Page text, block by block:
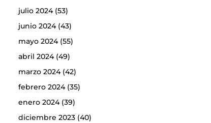
julio 2024(53)
junio 2024(43)
mayo 2024(55)
abril 2024(49)
marzo 2024(42)
febrero 2024(35)
enero 2024(39)
diciembre 2023(40)